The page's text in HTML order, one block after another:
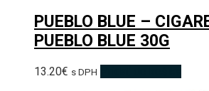
PUEBLO BLUE –
PUEBLO BLUE 30G
13.20€ s DPH